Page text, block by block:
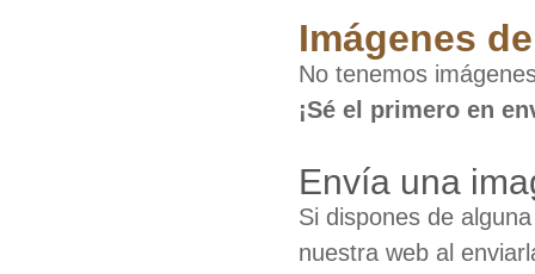
Imágenes
No tenemos
¡Sé el primero en
Envía una
Si dispones de
nuestra web al